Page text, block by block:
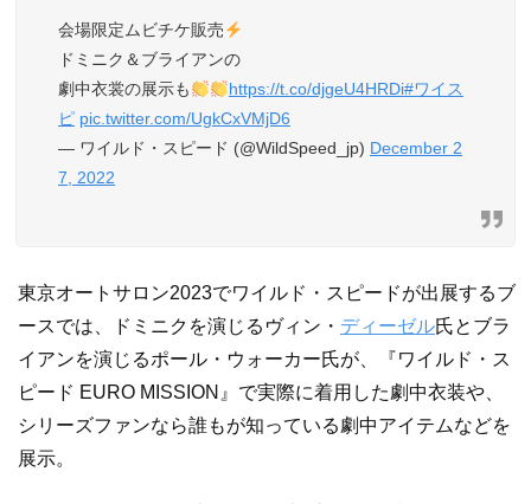
会場限定ムビチケ販売
ドミニク＆ブライアンの
劇中衣裳の展示も
https://t.co/djgeU4HRDi#ワイス
ピ pic.twitter.com/UgkCxVMjD6
— ワイルド・スピード (@WildSpeed_jp) December 2
7, 2022
東京オートサロン2023でワイルド・スピードが出展するブ
ースでは、ドミニクを演じるヴィン・ ディーゼル氏とブラ
イアンを演じるポール・ウォーカー氏が、『ワイルド・ス
ピード EURO MISSION』で実際に着用した劇中衣装や、
シリーズファンなら誰もが知っている劇中アイテムなどを
展示。